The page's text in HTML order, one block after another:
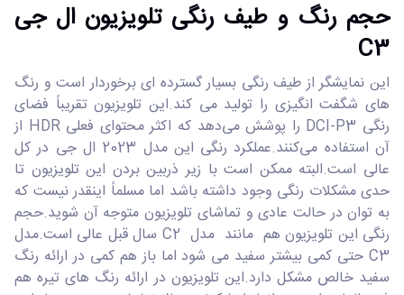
حجم رنگ و طیف رنگی تلویزیون ال جی
C3
این نمایشگر از طیف رنگی بسیار گسترده ای برخوردار است و رنگ
های شگفت انگیزی را تولید می کند.این تلویزیون تقریباً فضای
رنگی DCI-P3 را پوشش می‌دهد که اکثر محتوای فعلی HDR از
آن استفاده می‌کنند.عملکرد رنگی این مدل 2023 ال جی در کل
عالی است.البته ممکن است با زیر ذربین بردن این تلویزیون تا
حدی مشکلات رنگی وجود داشته باشد اما مسلماً اینقدر نیست که
به توان در حالت عادی و تماشای تلویزیون متوجه آن شوید.حجم
رنگی این تلویزیون هم مانند مدل C2 سال قبل عالی است.مدل
C3 حتی کمی بیشتر سفید می شود اما باز هم کمی در ارائه رنگ
سفید خالص مشکل دارد.این تلویزیون در ارائه رنگ های تیره هم